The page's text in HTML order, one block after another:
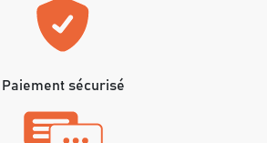
Paiement sécurisé